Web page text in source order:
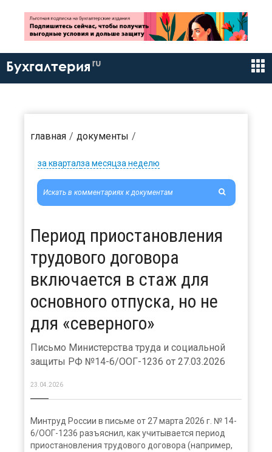
Бухгалтерия ru
главная документы
за кварталза месяцза неделю
Период приостановления
трудового договора
включается в стаж для
основного отпуска, но не
для «северного»
Письмо Министерства труда и социальной
защиты РФ №14-6/ООГ-1236 от 27.03.2026
23.04.2026
Минтруд России в письме от 27 марта 2026 г. № 14-
6/ООГ-1236 разъяснил, как учитывается период
приостановления трудового договора (например,